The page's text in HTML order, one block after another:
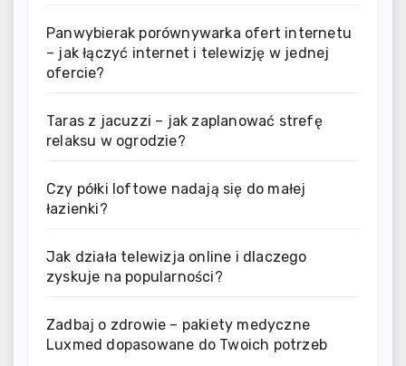
Panwybierak porównywarka ofert internetu
– jak łączyć internet i telewizję w jednej
ofercie?
Taras z jacuzzi – jak zaplanować strefę
relaksu w ogrodzie?
Czy półki loftowe nadają się do małej
łazienki?
Jak działa telewizja online i dlaczego
zyskuje na popularności?
Zadbaj o zdrowie – pakiety medyczne
Luxmed dopasowane do Twoich potrzeb